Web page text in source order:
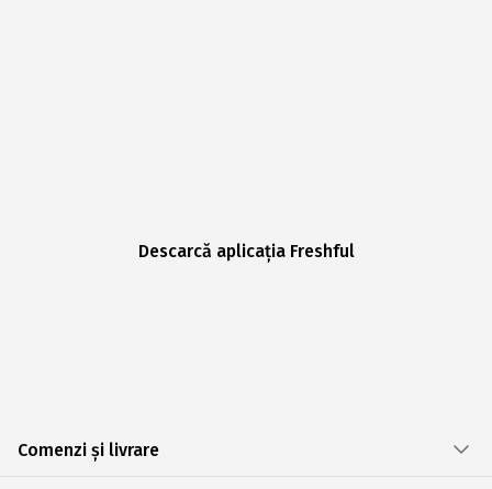
Descarcă aplicația Freshful
Comenzi și livrare